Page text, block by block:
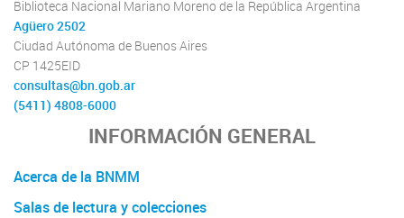
Biblioteca Nacional Mariano Moreno de la República Argentina
Agüero 2502
Ciudad Autónoma de Buenos Aires
CP 1425EID
consultas@bn.gob.ar
(5411) 4808-6000
INFORMACIÓN GENERAL
Acerca de la BNMM
Salas de lectura y colecciones